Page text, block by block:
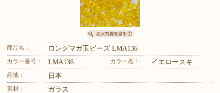
商品名： ロングマガ玉ビーズ LMA136
カラー番号： LMA136 カラー名： イエロースキ
産地： 日本
素材： ガラス